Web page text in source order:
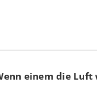
einem die